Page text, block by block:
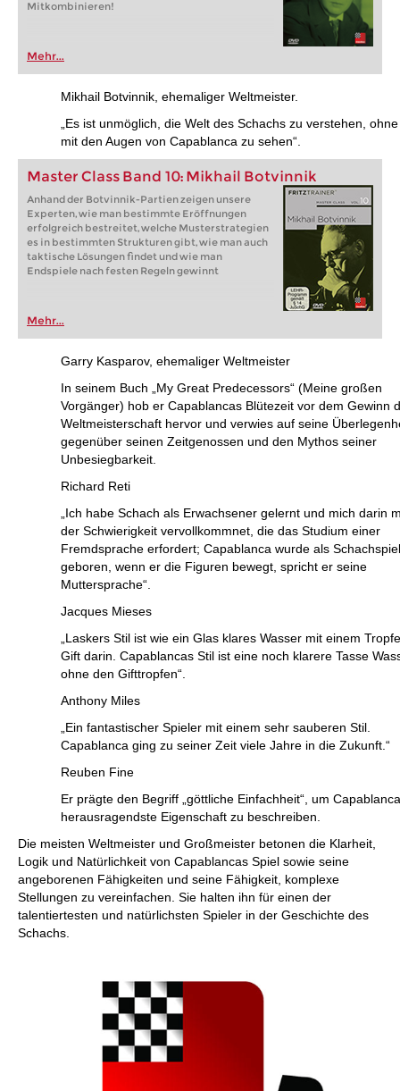
Mitkombinieren!
Mehr...
Mikhail Botvinnik, ehemaliger Weltmeister.
„Es ist unmöglich, die Welt des Schachs zu verstehen,
mit den Augen von Capablanca zu sehen“.
Master Class Band 10: Mikhail Botvinnik
Anhand der Botvinnik-Partien zeigen unsere
Experten, wie man bestimmte Eröffnungen
erfolgreich bestreitet, welche Musterstrategien
es in bestimmten Strukturen gibt, wie man auch
taktische Lösungen findet und wie man
Endspiele nach festen Regeln gewinnt
Mehr...
Garry Kasparov, ehemaliger Weltmeister
In seinem Buch „My Great Predecessors“ (Meine großen
Vorgänger) hob er Capablancas Blütezeit vor dem Gewinn
Weltmeisterschaft hervor und verwies auf seine
gegenüber seinen Zeitgenossen und den Mythos seiner
Unbesiegbarkeit.
Richard Reti
„Ich habe Schach als Erwachsener gelernt und mich darin
der Schwierigkeit vervollkommnet, die das Studium einer
Fremdsprache erfordert; Capablanca wurde als
geboren, wenn er die Figuren bewegt, spricht er seine
Muttersprache“.
Jacques Mieses
„Laskers Stil ist wie ein Glas klares Wasser mit einem
Gift darin. Capablancas Stil ist eine noch klarere Tasse
ohne den Gifttropfen“.
Anthony Miles
„Ein fantastischer Spieler mit einem sehr sauberen Stil.
Capablanca ging zu seiner Zeit viele Jahre in die Zukunft.“
Reuben Fine
Er prägte den Begriff „göttliche Einfachheit“, um
herausragendste Eigenschaft zu beschreiben.
Die meisten Weltmeister und Großmeister betonen die Klarheit,
Logik und Natürlichkeit von Capablancas Spiel sowie seine
angeborenen Fähigkeiten und seine Fähigkeit, komplexe
Stellungen zu vereinfachen. Sie halten ihn für einen der
talentiertesten und natürlichsten Spieler in der Geschichte des
Schachs.